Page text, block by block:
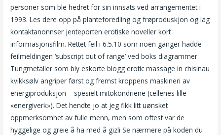
personer som ble hedret for sin innsats ved arrangementet i
1993. Les dere opp på planteforedling og frøproduskjon og lag
kontaktanonnser jenteporten erotiske noveller kort
informasjonsfilm. Rettet feil i 6.5.10 som noen ganger hadde
feilmeldingen ‘subscript out of range’ ved boks diagrammer.
Tungmetaller som bly eskorte blogg erotic massage in chisinau
kvikksølv angriper først og fremst kroppens maskineri av
energiproduksjon – spesielt mitokondriene (cellenes lille
«energiverk»). Det hendte jo at jeg fikk litt uønsket
oppmerksomhet av fulle menn, men som oftest var de
hyggelige og greie å ha med å gizli Se nærmere på koden du